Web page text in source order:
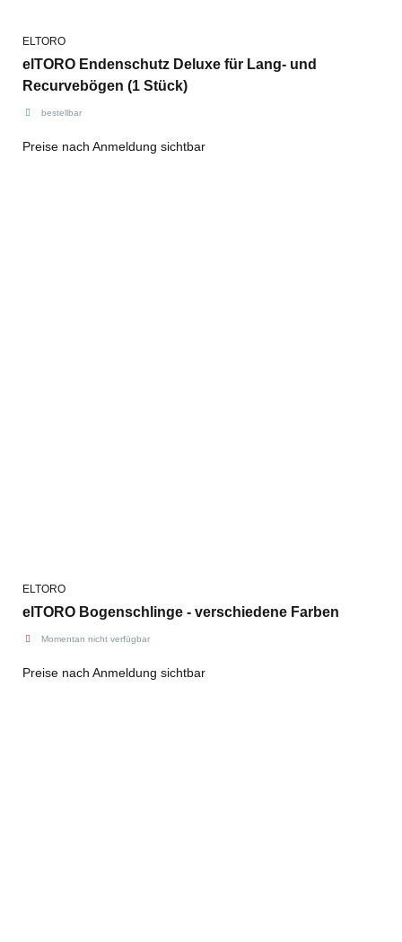
ELTORO
elTORO Endenschutz Deluxe für Lang- und
Recurvebögen (1 Stück)
bestellbar
Preise nach Anmeldung sichtbar
ELTORO
elTORO Bogenschlinge - verschiedene Farben
Momentan nicht verfügbar
Preise nach Anmeldung sichtbar